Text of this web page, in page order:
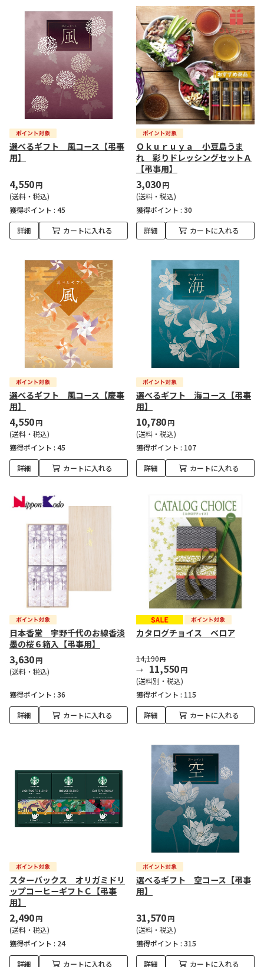
選べるギフト 風コース【弔事
用】
4,550円
(送料・税込)
獲得ポイント : 45
詳細 カートに入れる
Ｏｋｕｒｕｙａ 小豆島うま
れ 彩りドレッシングセットＡ
【弔事用】
3,030円
(送料・税込)
獲得ポイント : 30
詳細 カートに入れる
選べるギフト 風コース【慶事
用】
4,550円
(送料・税込)
獲得ポイント : 45
詳細 カートに入れる
選べるギフト 海コース【弔事
用】
10,780円
(送料・税込)
獲得ポイント : 107
詳細 カートに入れる
日本香堂 宇野千代のお線香淡
墨の桜６箱入【弔事用】
3,630円
(送料・税込)
獲得ポイント : 36
詳細 カートに入れる
カタログチョイス ベロア
14,190円
11,550円
(送料別・税込)
獲得ポイント : 115
詳細 カートに入れる
スターバックス オリガミドリ
ップコーヒーギフトＣ【弔事
用】
2,490円
(送料・税込)
獲得ポイント : 24
詳細 カートに入れる
選べるギフト 空コース【弔事
用】
31,570円
(送料・税込)
獲得ポイント : 315
詳細 カートに入れる